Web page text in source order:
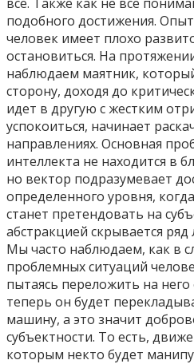
подобного достижения.
человек имеет плохо
остановиться. На
наблюдаем маятник,
сторону, доходя до
идет в другую с жестким
успокоиться, начинает
направлениях. Основная
интеллекта не находится в
но вектор подразумевает
определенного уровня,
станет претендовать на
абстракцией скрывается
Мы часто наблюдаем, как в
проблемных ситуаций
пытаясь переложить на него
теперь он будет
машину, а это значит
субъектности. То есть,
которым некто будет